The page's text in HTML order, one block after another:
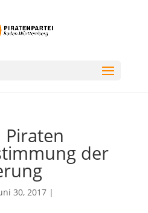
Piraten
der
30, 2017|